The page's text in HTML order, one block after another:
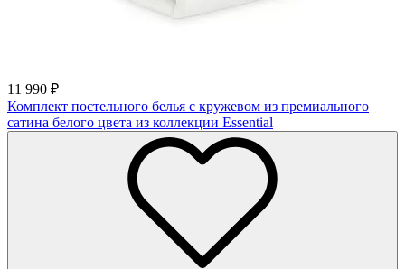
11 990 ₽
Комплект постельного белья c кружевом из премиального
сатина белого цвета из коллекции Essential